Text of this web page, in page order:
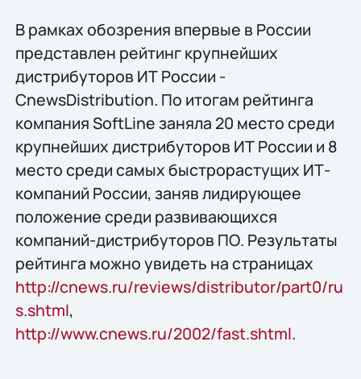
В рамках обозрения впервые в России
представлен рейтинг крупнейших
дистрибуторов ИТ России -
CnewsDistribution. По итогам рейтинга
компания SoftLine заняла 20 место среди
крупнейших дистрибуторов ИТ России и 8
место среди самых быстрорастущих ИТ-
компаний России, заняв лидирующее
положение среди развивающихся
компаний-дистрибуторов ПО. Результаты
рейтинга можно увидеть на страницах
http://cnews.ru/reviews/distributor/part0/ru
s.shtml,
http://www.cnews.ru/2002/fast.shtml.